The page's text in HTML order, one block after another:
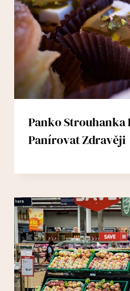
Panko Strouhanka
Panírovat Zdravěji